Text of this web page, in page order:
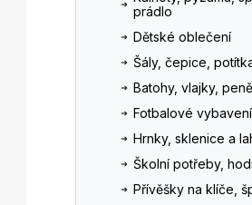
prádlo
Dětské oblečení
Šály, čepice,
Batohy, vlajky,
Fotbalové vybavení
Hrnky, sklenice a
Školní potřeby,
Přívěšky na klíče,